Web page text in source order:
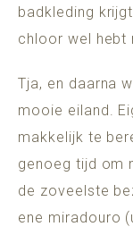
badkleding
chloor wel hebt
Tja, en daarna
mooie eiland.
makkelijk te
genoeg tijd om
de zoveelste
ene miradouro